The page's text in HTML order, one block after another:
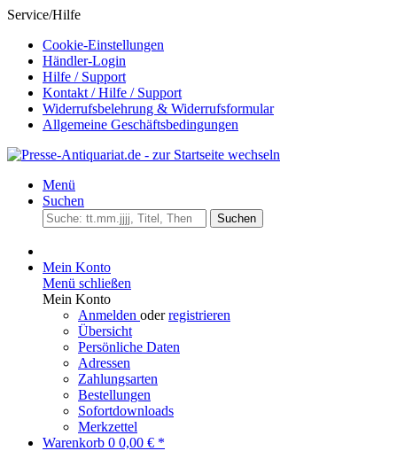
Service/Hilfe
Cookie-Einstellungen
Händler-Login
Hilfe / Support
Kontakt / Hilfe / Support
Widerrufsbelehrung & Widerrufsformular
Allgemeine Geschäftsbedingungen
Menü
Suchen
Suchen
Mein Konto
Menü schließen
Mein Konto
Anmelden oderregistrieren
Übersicht
Persönliche Daten
Adressen
Zahlungsarten
Bestellungen
Sofortdownloads
Merkzettel
Warenkorb 0 0,00 € *